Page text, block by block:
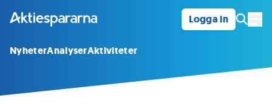
Logga in
NyheterAnalyserAktiviteter